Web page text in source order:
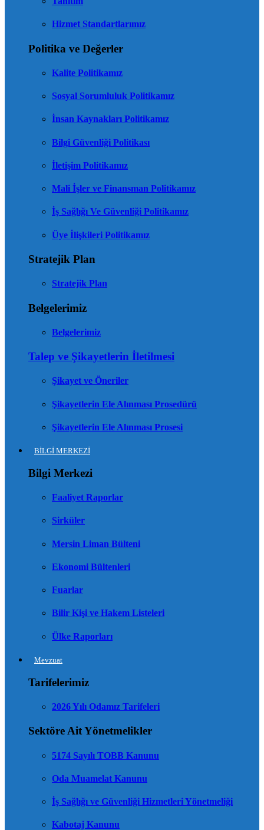
Hizmet Standartlarımız
Politika ve Değerler
Kalite Politikamız
Sosyal Sorumluluk Politikamız
İnsan Kaynakları Politikamız
Bilgi Güvenliği Politikası
İletişim Politikamız
Mali İşler ve Finansman Politikamız
İş Sağlığı Ve Güvenliği Politikamız
Üye İlişkileri Politikamız
Stratejik Plan
Stratejik Plan
Belgelerimiz
Belgelerimiz
Talep ve Şikayetlerin İletilmesi
Şikayet ve Öneriler
Şikayetlerin Ele Alınması Prosedürü
Şikayetlerin Ele Alınması Prosesi
BİLGİ MERKEZİ
Bilgi Merkezi
Faaliyet Raporlar
Sirküler
Mersin Liman Bülteni
Ekonomi Bültenleri
Fuarlar
Bilir Kişi ve Hakem Listeleri
Ülke Raporları
Mevzuat
Tarifelerimiz
2026 Yılı Odamız Tarifeleri
Sektöre Ait Yönetmelikler
5174 Sayılı TOBB Kanunu
Oda Muamelat Kanunu
İş Sağlığı ve Güvenliği Hizmetleri Yönetmeliği
Kabotaj Kanunu